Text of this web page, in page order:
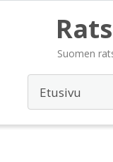
Suomen